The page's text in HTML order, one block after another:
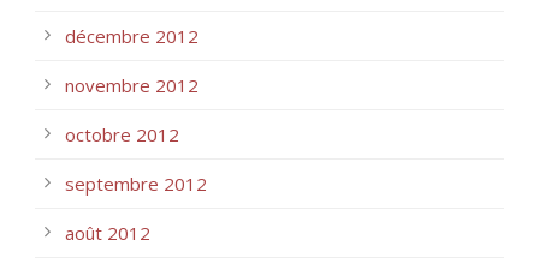
décembre 2012
novembre 2012
octobre 2012
septembre 2012
août 2012